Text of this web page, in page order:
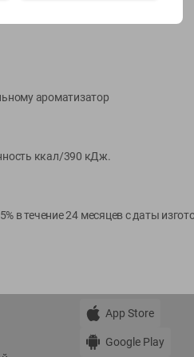
App Store
Google Play
ароматизатор
ккал/390 кДж.
в течение 24 месяцев с даты